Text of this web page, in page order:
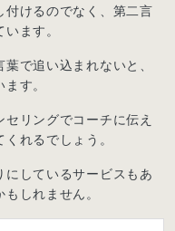
付けるのでなく、第二言
ます。
で追い込まれないと、
す。
リングでコーチに伝え
れるでしょう。
にしているサービスもあ
しれません。